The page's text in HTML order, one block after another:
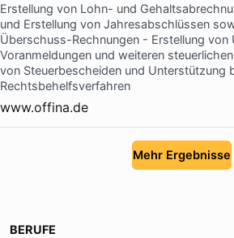
Erstellung von Lohn- und
und Erstellung von Jahresabschlüssen
Überschuss-Rechnungen - Erstellung von
Voranmeldungen und weiteren
von Steuerbescheiden und Unterstützung
Rechtsbehelfsverfahren
www.offina.de
Mehr Ergebnisse
BERUFE